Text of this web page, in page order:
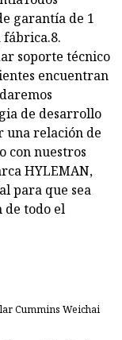
garantía de 1
fábrica.8.
soporte técnico
encuentran
de desarrollo
una relación de
con nuestros
HYLEMAN,
para que sea
de todo el
Cummins Weichai